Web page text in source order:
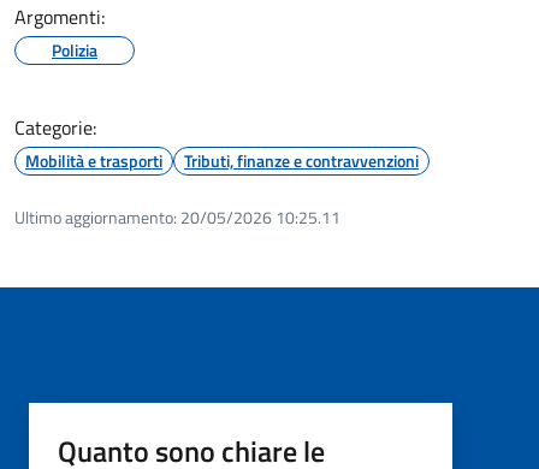
Argomenti:
Polizia
Categorie:
Mobilità e trasporti Tributi, finanze e contravvenzioni
Ultimo aggiornamento: 20/05/2026 10:25.11
Quanto sono chiare le